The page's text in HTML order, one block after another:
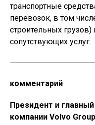
транспортные
перевозок, в том
строительных
сопутствующих услуг.
комментарий
Президент и
компании Volvo